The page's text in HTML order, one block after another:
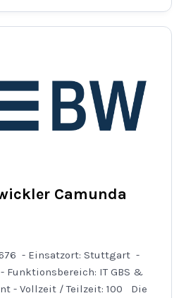
Camunda
- Einsatzort: Stuttgart -
Funktionsbereich: IT GBS &
- Vollzeit / Teilzeit: 100 Die